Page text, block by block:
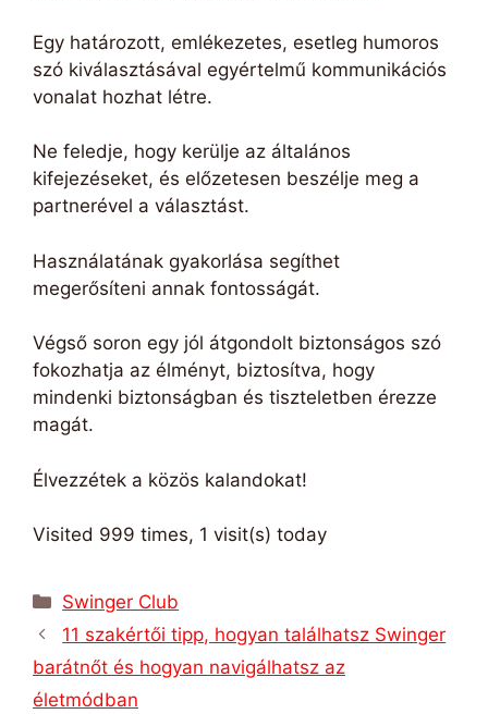
Egy határozott, emlékezetes, esetleg humoros
szó kiválasztásával egyértelmű kommunikációs
vonalat hozhat létre.
Ne feledje, hogy kerülje az általános
kifejezéseket, és előzetesen beszélje meg a
partnerével a választást.
Használatának gyakorlása segíthet
megerősíteni annak fontosságát.
Végső soron egy jól átgondolt biztonságos szó
fokozhatja az élményt, biztosítva, hogy
mindenki biztonságban és tiszteletben érezze
magát.
Élvezzétek a közös kalandokat!
Visited 999 times, 1 visit(s) today
Kategória
Swinger Club
11 szakértői tipp, hogyan találhatsz Swinger
barátnőt és hogyan navigálhatsz az
életmódban